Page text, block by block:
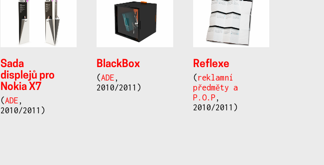
Sada
displejů pro
Nokia X7
(ADE ,
2010/2011)
BlackBox
(ADE ,
2010/2011)
Reflexe
(reklamní
předměty a
P.O.P ,
2010/2011)